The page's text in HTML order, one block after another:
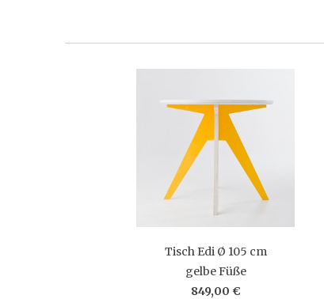
Tisch Edi Ø 105 cm
gelbe Füße
849,00 €